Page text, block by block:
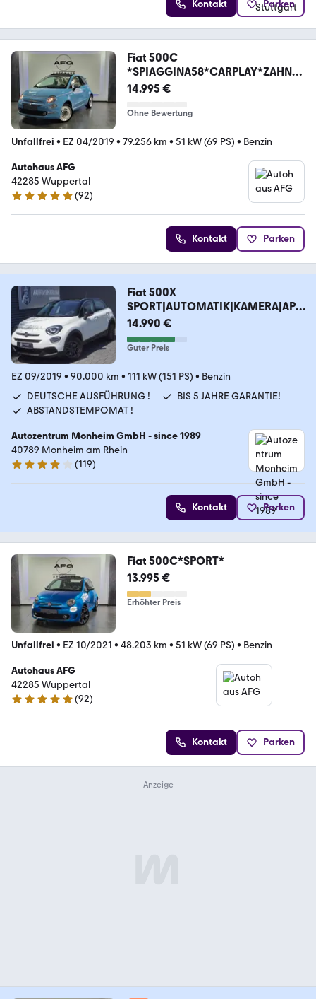
Kontakt Parken
Fiat 500C
*SPIAGGINA58*CARPLAY*ZAHNRI
EMEN NEU 10/2025
14.995 €
Ohne Bewertung
Unfallfrei • EZ 04/2019 • 79.256 km • 51 kW (69 PS) • Benzin
Autohaus AFG
42285 Wuppertal
5 Sterne
(92)
Kontakt Parken
Fiat 500X
SPORT|AUTOMATIK|KAMERA|APP
LE|LED|ACC|NAVI
14.990 €
Guter Preis
EZ 09/2019 • 90.000 km • 111 kW (151 PS) • Benzin
DEUTSCHE AUSFÜHRUNG !
BIS 5 JAHRE GARANTIE!
ABSTANDSTEMPOMAT !
Autozentrum Monheim GmbH - since 1989
40789 Monheim am Rhein
4 Sterne
(119)
Kontakt Parken
Fiat 500C*SPORT*
13.995 €
Erhöhter Preis
Unfallfrei • EZ 10/2021 • 48.203 km • 51 kW (69 PS) • Benzin
Autohaus AFG
42285 Wuppertal
5 Sterne
(92)
Kontakt Parken